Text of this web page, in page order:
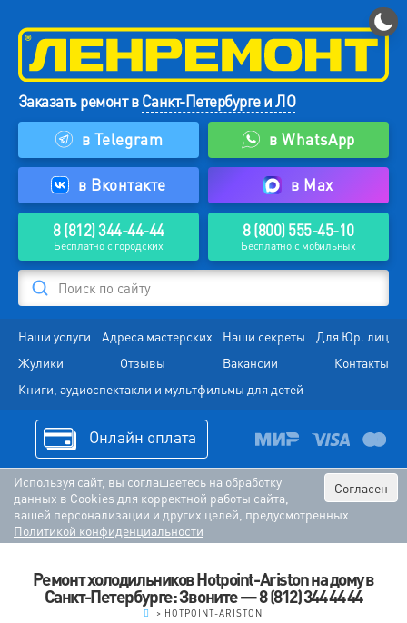
Заказать ремонт вСанкт-Петербурге и ЛО
в Telegram
в WhatsApp
в Вконтакте в Max
8 (812) 344-44-44
Бесплатно с городских
8 (800) 555-45-10
Бесплатно с мобильных
Поиск по сайту
Наши услуги Адреса мастерских Наши секреты
Для Юр. лиц
Жулики
Отзывы Вакансии
Контакты
Книги, аудиоспектакли и мультфильмы для детей
Онлайн оплата
Согласен
Используя сайт, вы соглашаетесь на обработку
данных в Cookies для корректной работы сайта,
вашей персонализации и других целей, предусмотренных
Политикой конфиденциальности
Ремонт холодильников Hotpoint-Ariston на дому в
Санкт-Петербурге: Звоните — 8 (812) 344 44 44
> HOTPOINT-ARISTON